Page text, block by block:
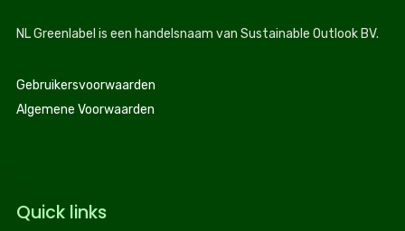
NL Greenlabel is een handelsnaam van Sustainable Outlook BV.
Gebruikersvoorwaarden
Algemene Voorwaarden
Quick links